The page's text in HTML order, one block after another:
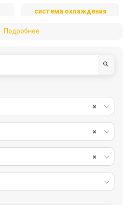
система охлаждения
тормозная система
Подробнее
×
×
×